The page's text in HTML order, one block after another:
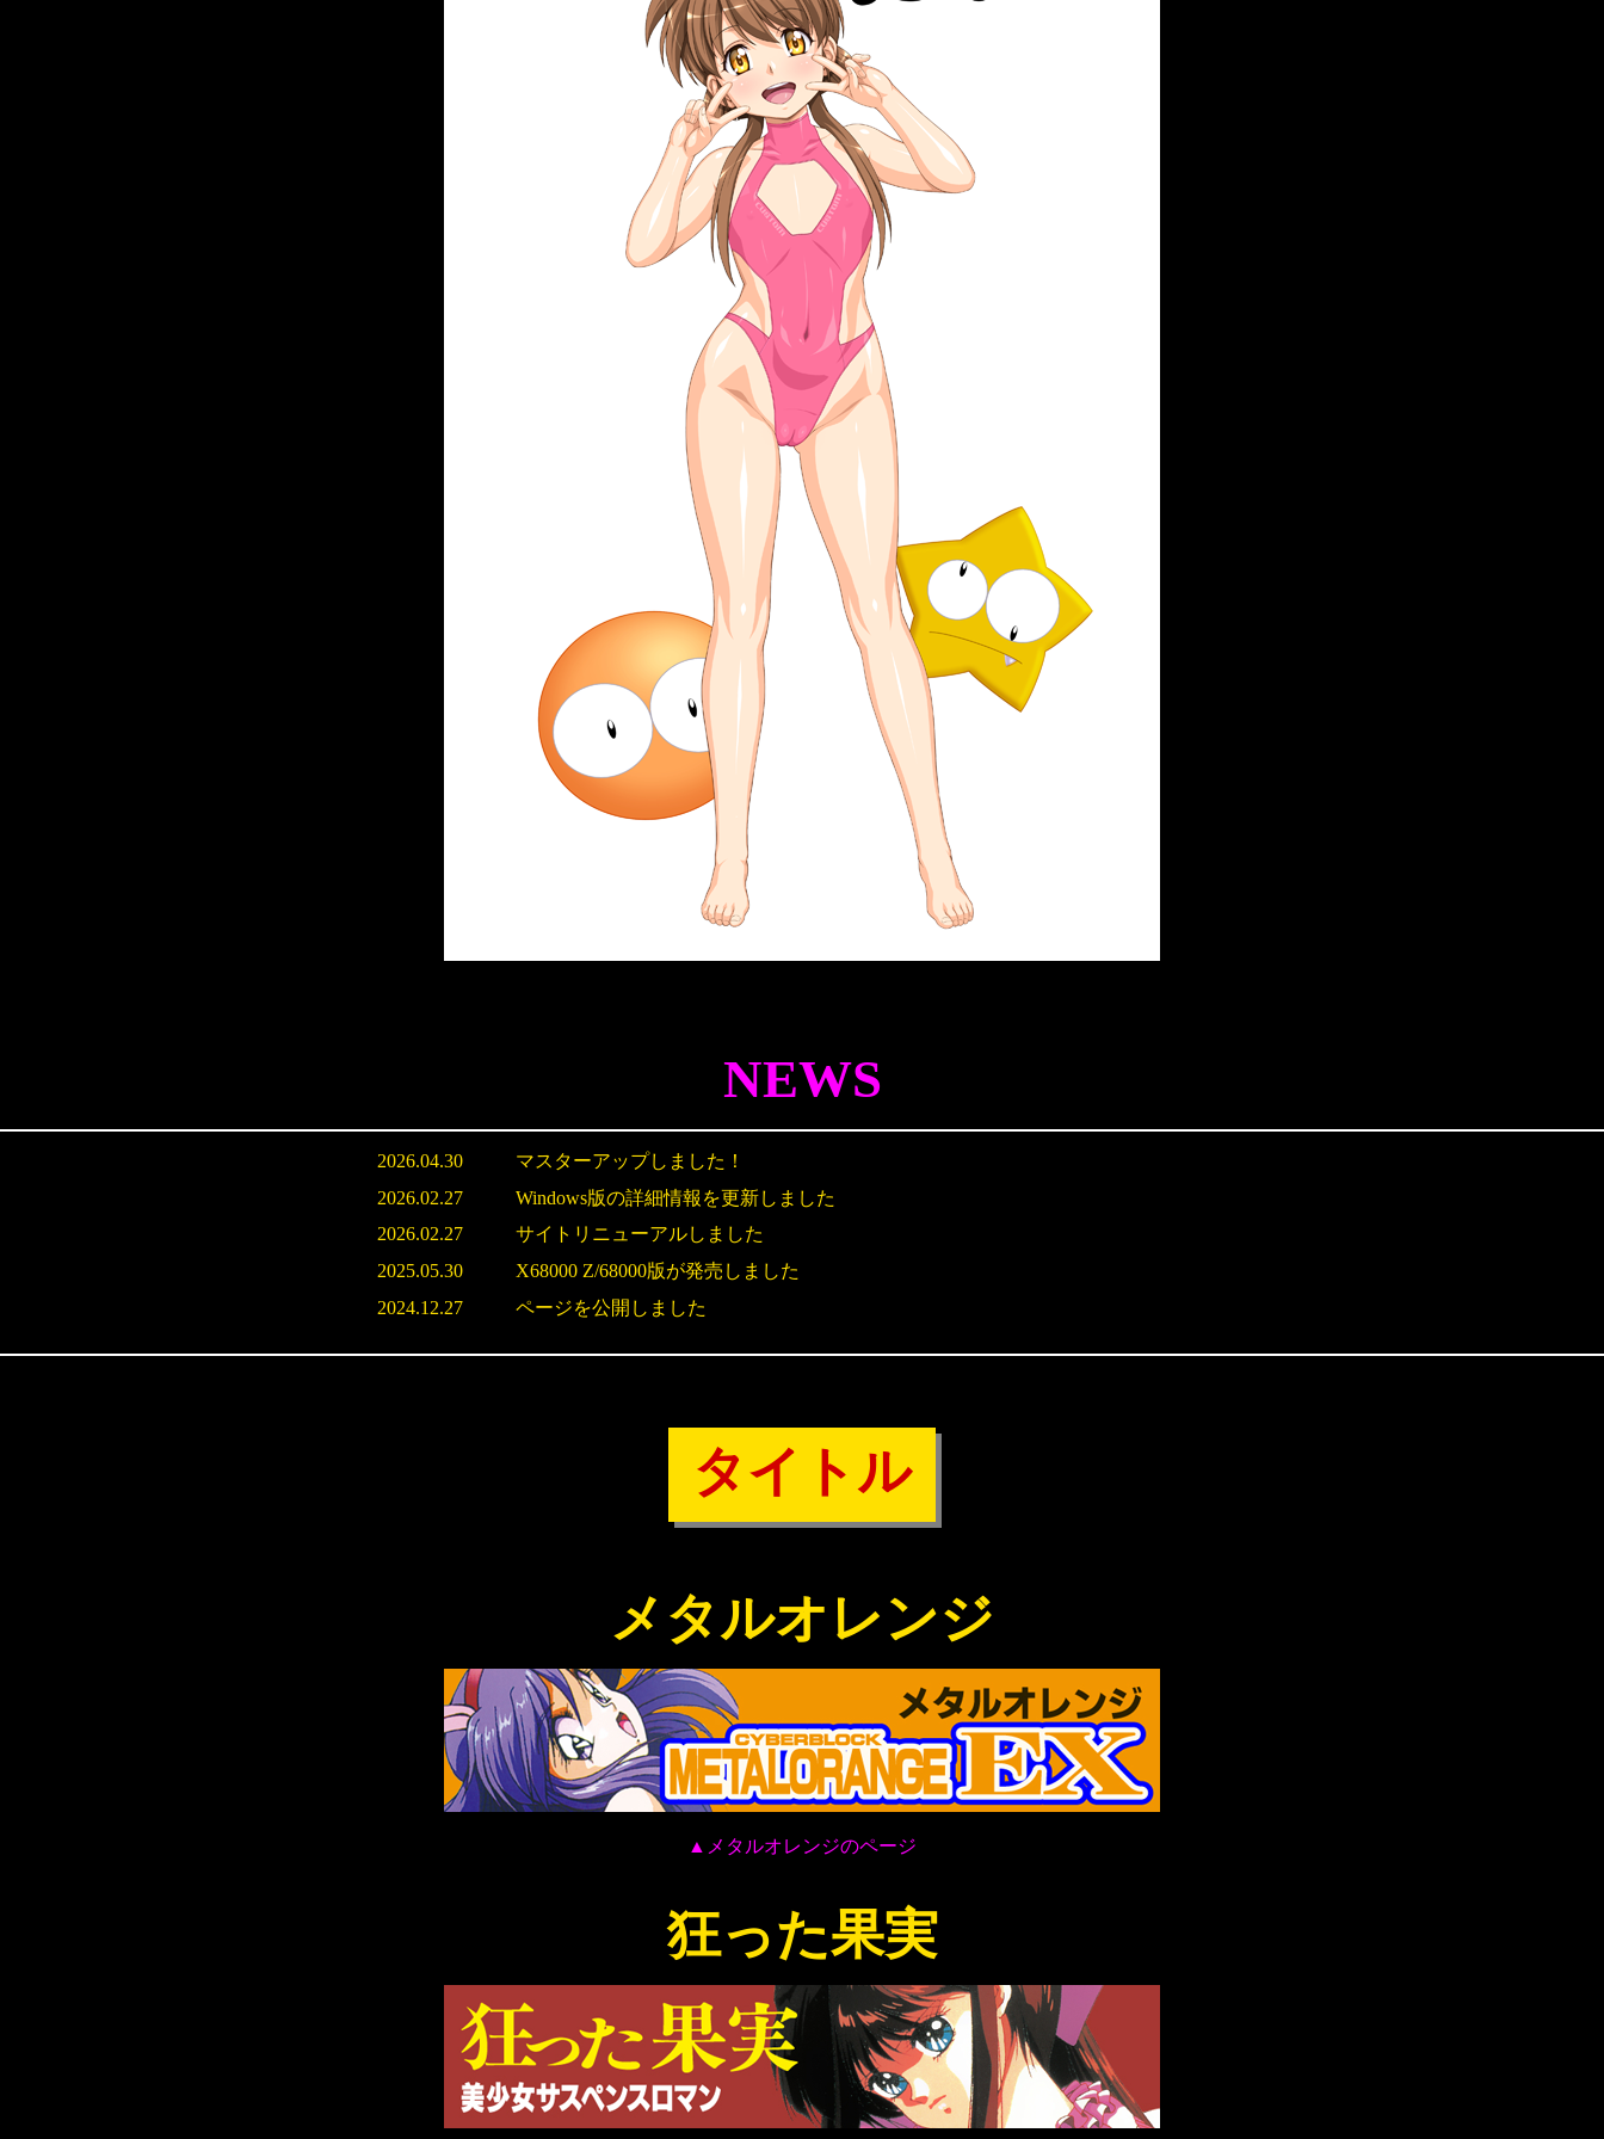
NEWS
2026.04.30
マスターアップしました！
2026.02.27
Windows版の詳細情報を更新しました
2026.02.27
サイトリニューアルしました
2025.05.30
X68000 Z/68000版が発売しました
2024.12.27
ページを公開しました
タイトル
メタルオレンジ
▲メタルオレンジのページ
狂った果実